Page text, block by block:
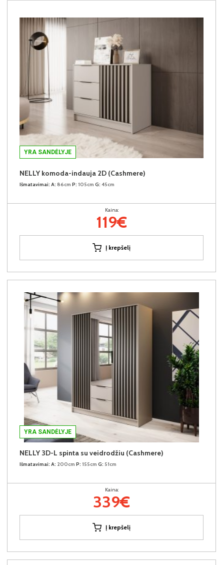
YRA SANDĖLYJE
NELLY komoda-indauja 2D (Cashmere)
Išmatavimai: A: 86cm P: 105cm G: 45cm
Kaina:
119€
Į krepšelį
YRA SANDĖLYJE
NELLY 3D-L spinta su veidrodžiu (Cashmere)
Išmatavimai: A: 200cm P: 155cm G: 51cm
Kaina:
339€
Į krepšelį